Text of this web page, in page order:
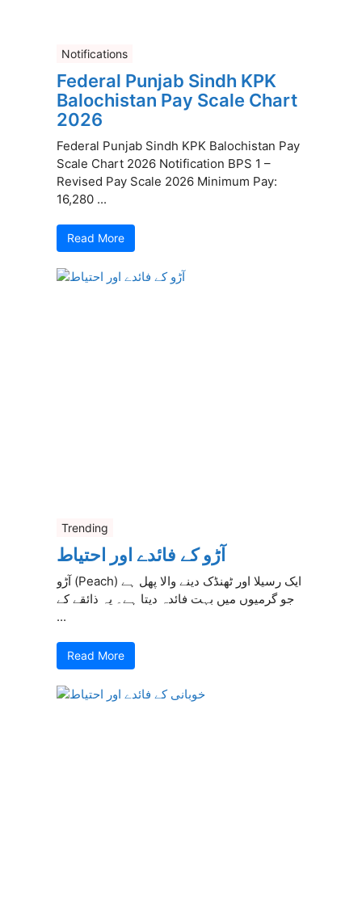
Notifications
Federal Punjab Sindh KPK
Balochistan Pay Scale Chart
2026
Federal Punjab Sindh KPK Balochistan Pay
Scale Chart 2026 Notification BPS 1 –
Revised Pay Scale 2026 Minimum Pay:
16,280 ...
Read More
Trending
آڑو کے فائدے اور احتیاط
آڑو (Peach) ایک رسیلا اور ٹھنڈک دینے والا پھل ہے
جو گرمیوں میں بہت فائدہ دیتا ہے۔ یہ ذائقے کے
...
Read More